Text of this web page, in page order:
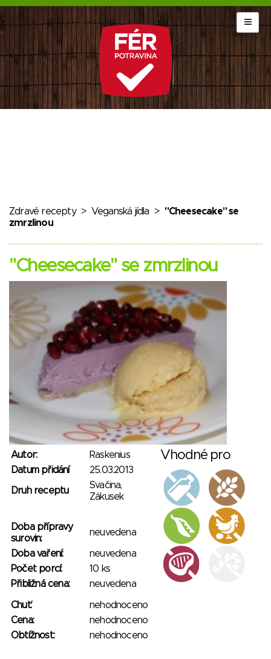
Zdravé recepty> Veganská jídla > "Cheesecake" se
zmrzlinou
"Cheesecake" se zmrzlinou
Autor:
Raskenius
Datum přidání
25.03.2013
Druh receptu
Svačina,
Zákusek
Doba přípravy
surovin:
neuvedena
Doba vaření:
neuvedena
Počet porcí:
10 ks
Přibližná cena:
neuvedena
Chuť:
nehodnoceno
Cena:
nehodnoceno
Obtížnost:
nehodnoceno
Vhodné pro